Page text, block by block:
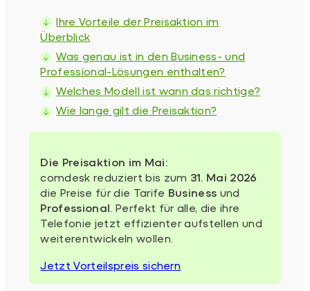
Ihre Vorteile der Preisaktion im
Überblick
Was genau ist in den Business- und
Professional-Lösungen enthalten?
Welches Modell ist wann das richtige?
Wie lange gilt die Preisaktion?
Die Preisaktion im Mai:
comdesk reduziert bis zum 31. Mai 2026
die Preise für die Tarife Business und
Professional. Perfekt für alle, die ihre
Telefonie jetzt effizienter aufstellen und
weiterentwickeln wollen.
Jetzt Vorteilspreis sichern